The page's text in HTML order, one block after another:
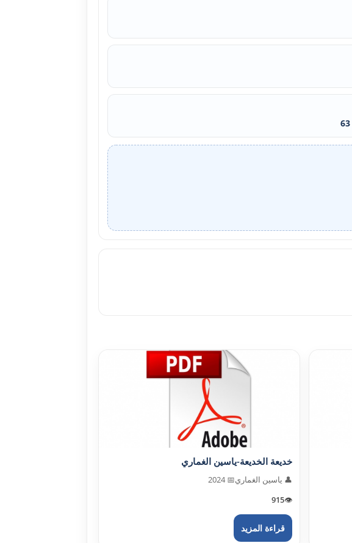
خديعة الخديعة-ياسين الغماري
👤 ياسين الغماري📅 2024
👁️
915
قراءة المزيد